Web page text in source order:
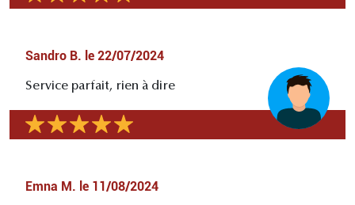
Sandro B. le 22/07/2024
Service parfait, rien à dire
Emna M. le 11/08/2024